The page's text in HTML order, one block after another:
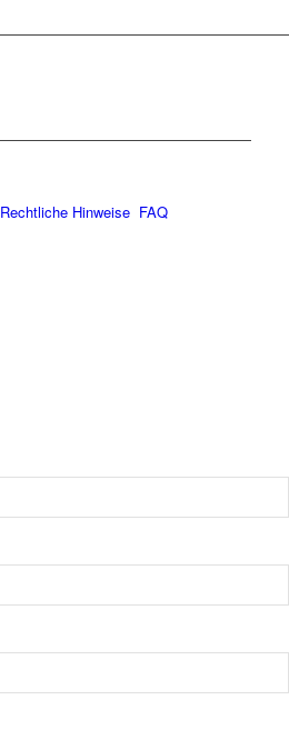
Rechtliche Hinweise FAQ